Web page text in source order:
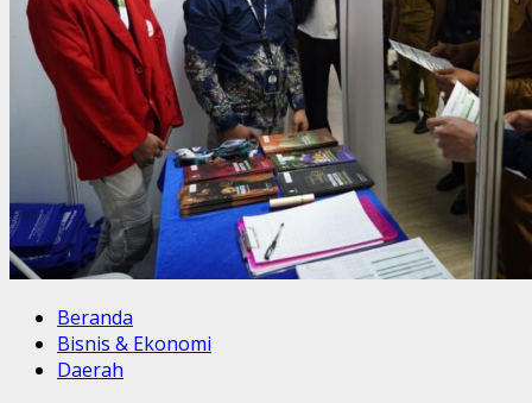
Beranda
Bisnis & Ekonomi
Daerah